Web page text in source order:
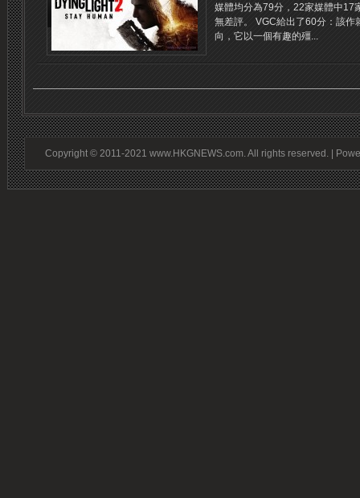
媒體均分為79分，22家媒體中17
無差評。 VGC給出了60分：該
向，它以一個有趣的殭...
Copyright © 2011-2021 www.HKGNEWS.com. All rights reserved. |